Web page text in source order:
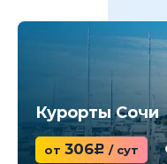
Курорты Сочи
от 306c / сут